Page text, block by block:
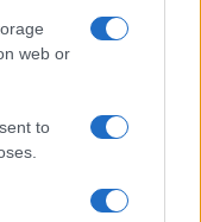
web or
to
culturali